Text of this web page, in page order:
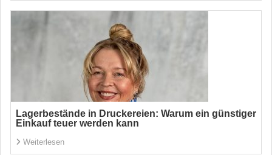
Lagerbestände in Druckereien: Warum ein günstiger
Einkauf teuer werden kann
Weiterlesen